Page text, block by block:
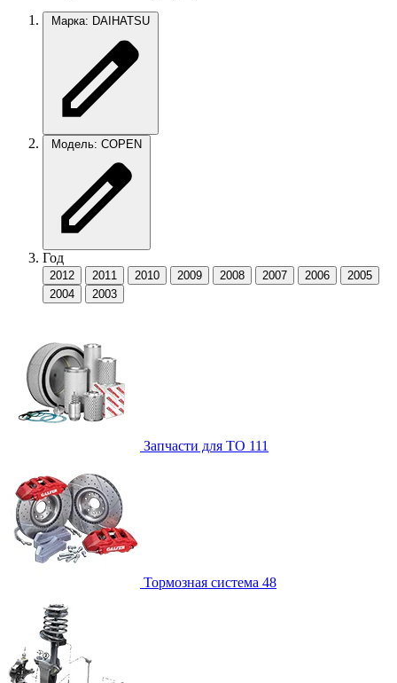
Марка: DAIHATSU
Модель: COPEN
Год
2012 2011 2010 2009 2008 2007 2006
2005
2004
2003
Запчасти для ТО 111
Тормозная система 48